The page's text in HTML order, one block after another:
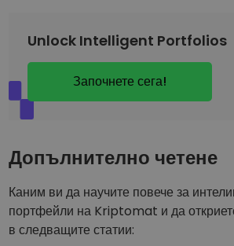
Unlock Intelligent Portfolios
Започнете сега!
Допълнително четене
Каним ви да научите повече за
портфейли на Kriptomat и да
в следващите статии: